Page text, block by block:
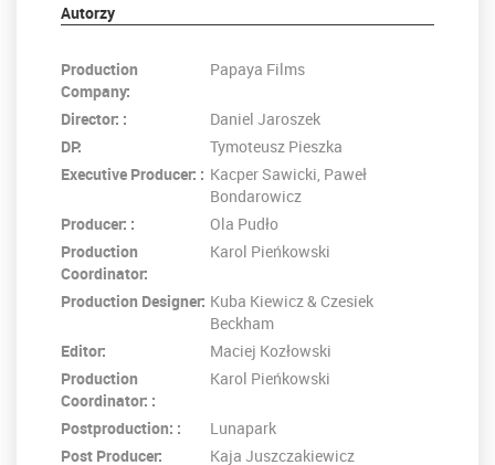
Autorzy
Production
Company:
Papaya Films
Director: :
Daniel Jaroszek
DP:
Tymoteusz Pieszka
Executive Producer: : Kacper Sawicki, Paweł
Bondarowicz
Producer: :
Ola Pudło
Production
Coordinator:
Karol Pieńkowski
Production Designer: Kuba Kiewicz & Czesiek
Beckham
Editor:
Maciej Kozłowski
Production
Coordinator: :
Karol Pieńkowski
Postproduction: :
Lunapark
Post Producer:
Kaja Juszczakiewicz